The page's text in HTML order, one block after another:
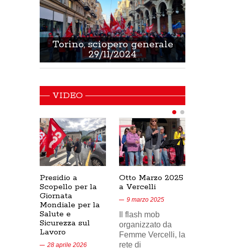
Torino, sciopero generale
29/11/2024
VIDEO
Presidio a
Scopello per la
Giornata
Mondiale per la
Salute e
Sicurezza sul
Lavoro
28 aprile 2026
Otto Marzo 2025
a Vercelli
9 marzo 2025
Il flash mob
organizzato da
Femme Vercelli, la
rete di